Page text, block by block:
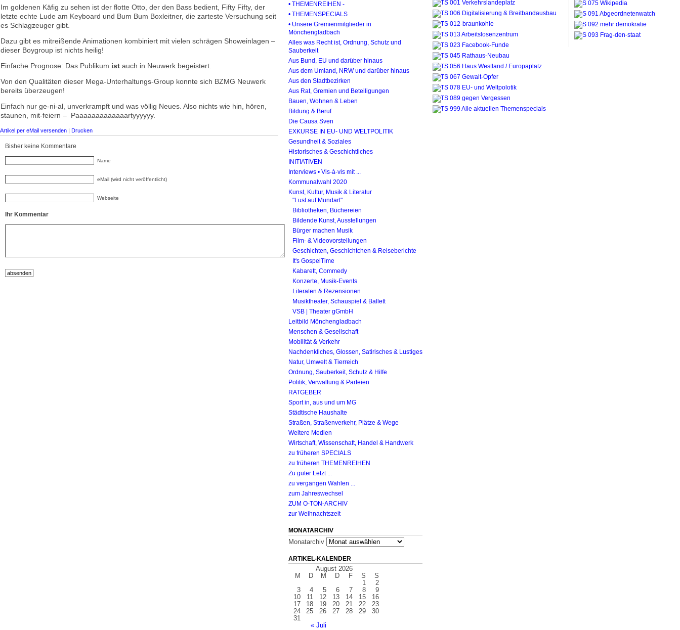
Im goldenen Käfig zu sehen ist der flotte Otto, der den Bass bedient, Fifty Fifty, der
letzte echte Lude am Keyboard und Bum Bum Boxleitner, die zarteste Versuchung seit
es Schlagzeuger gibt.
Dazu gibt es mitreißende Animationen kombiniert mit vielen schrägen Showeinlagen –
dieser Boygroup ist nichts heilig!
Einfache Prognose: Das Publikum ist auch in Neuwerk begeistert.
Von den Qualitäten dieser Mega-Unterhaltungs-Group konnte sich BZMG Neuwerk
bereits überzeugen!
Einfach nur ge-ni-al, unverkrampft und was völlig Neues. Also nichts wie hin, hören,
staunen, mit-feiern – Paaaaaaaaaaaaartyyyyyy.
Artikel per eMail versenden | Drucken
Bisher keine Kommentare
Name
eMail (wird nicht veröffentlicht)
Webseite
Ihr Kommentar
• THEMENREIHEN -
• THEMENSPECIALS
• Unsere Gremienmitglieder in
Mönchengladbach
Alles was Recht ist, Ordnung, Schutz und
Sauberkeit
Aus Bund, EU und darüber hinaus
Aus dem Umland, NRW und darüber hinaus
Aus den Stadtbezirken
Aus Rat, Gremien und Beteiligungen
Bauen, Wohnen & Leben
Bildung & Beruf
Die Causa Sven
EXKURSE IN EU- UND WELTPOLITIK
Gesundheit & Soziales
Historisches & Geschichtliches
INITIATIVEN
Interviews • Vis-à-vis mit ...
Kommunalwahl 2020
Kunst, Kultur, Musik & Literatur
"Lust auf Mundart"
Bibliotheken, Büchereien
Bildende Kunst, Ausstellungen
Bürger machen Musik
Film- & Videovorstellungen
Geschichten, Geschichtchen & Reiseberichte
It's GospelTime
Kabarett, Commedy
Konzerte, Musik-Events
Literaten & Rezensionen
Musiktheater, Schauspiel & Ballett
VSB | Theater gGmbH
Leitbild Mönchengladbach
Menschen & Gesellschaft
Mobilität & Verkehr
Nachdenkliches, Glossen, Satirisches & Lustiges
Natur, Umwelt & Tierreich
Ordnung, Sauberkeit, Schutz & Hilfe
Politik, Verwaltung & Parteien
RATGEBER
Sport in, aus und um MG
Städtische Haushalte
Straßen, Straßenverkehr, Plätze & Wege
Weitere Medien
Wirtschaft, Wissenschaft, Handel & Handwerk
zu früheren SPECIALS
zu früheren THEMENREIHEN
Zu guter Letzt ...
zu vergangen Wahlen ...
zum Jahreswechsel
ZUM O-TON-ARCHIV
zur Weihnachtszeit
MONATARCHIV
Monatarchiv
ARTIKEL-KALENDER
August 2026
M
D M D F S S
« Juli
1
2
3
4 5 6 7 8
9
10
11 12 13 14 15
16
17
18 19 20 21 22
23
24
25 26 27 28 29
30
31